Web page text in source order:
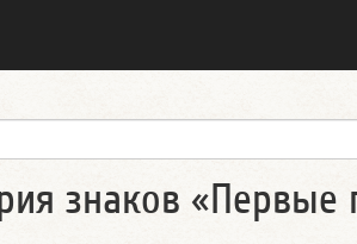
знаков